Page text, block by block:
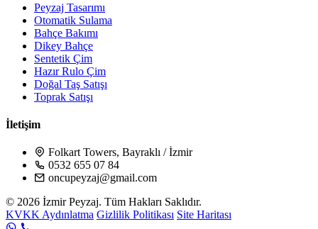
Peyzaj Tasarımı
Otomatik Sulama
Bahçe Bakımı
Dikey Bahçe
Sentetik Çim
Hazır Rulo Çim
Doğal Taş Satışı
Toprak Satışı
İletişim
Folkart Towers, Bayraklı / İzmir
0532 655 07 84
oncupeyzaj@gmail.com
© 2026 İzmir Peyzaj. Tüm Hakları Saklıdır.
KVKK Aydınlatma Gizlilik Politikası Site Haritası